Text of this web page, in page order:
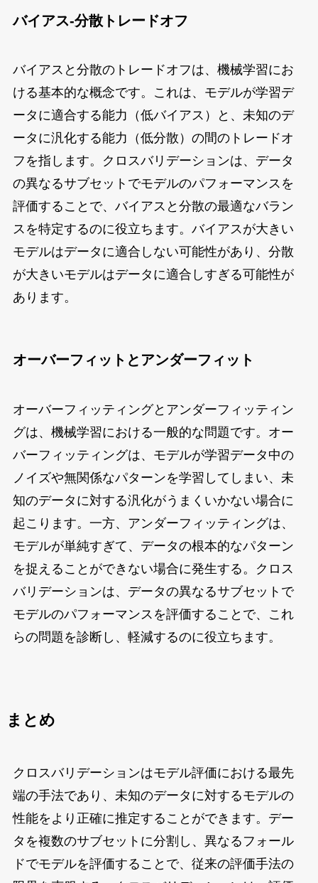
バイアス-分散トレードオフ
バイアスと分散のトレードオフは、機械学習にお
ける基本的な概念です。これは、モデルが学習デ
ータに適合する能力（低バイアス）と、未知のデ
ータに汎化する能力（低分散）の間のトレードオ
フを指します。クロスバリデーションは、データ
の異なるサブセットでモデルのパフォーマンスを
評価することで、バイアスと分散の最適なバラン
スを特定するのに役立ちます。バイアスが大きい
モデルはデータに適合しない可能性があり、分散
が大きいモデルはデータに適合しすぎる可能性が
あります。
オーバーフィットとアンダーフィット
オーバーフィッティングとアンダーフィッティン
グは、機械学習における一般的な問題です。オー
バーフィッティングは、モデルが学習データ中の
ノイズや無関係なパターンを学習してしまい、未
知のデータに対する汎化がうまくいかない場合に
起こります。一方、アンダーフィッティングは、
モデルが単純すぎて、データの根本的なパターン
を捉えることができない場合に発生する。クロス
バリデーションは、データの異なるサブセットで
モデルのパフォーマンスを評価することで、これ
らの問題を診断し、軽減するのに役立ちます。
まとめ
クロスバリデーションはモデル評価における最先
端の手法であり、未知のデータに対するモデルの
性能をより正確に推定することができます。デー
タを複数のサブセットに分割し、異なるフォール
ドでモデルを評価することで、従来の評価手法の